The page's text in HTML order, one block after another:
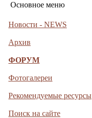
Основное меню
Новости - NEWS
Архив
ФОРУМ
Фотогалереи
Рекомендуемые ресурсы
Поиск на сайте